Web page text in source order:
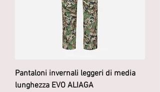
Pantaloni invernali leggeri di media
lunghezza EVO ALIAGA